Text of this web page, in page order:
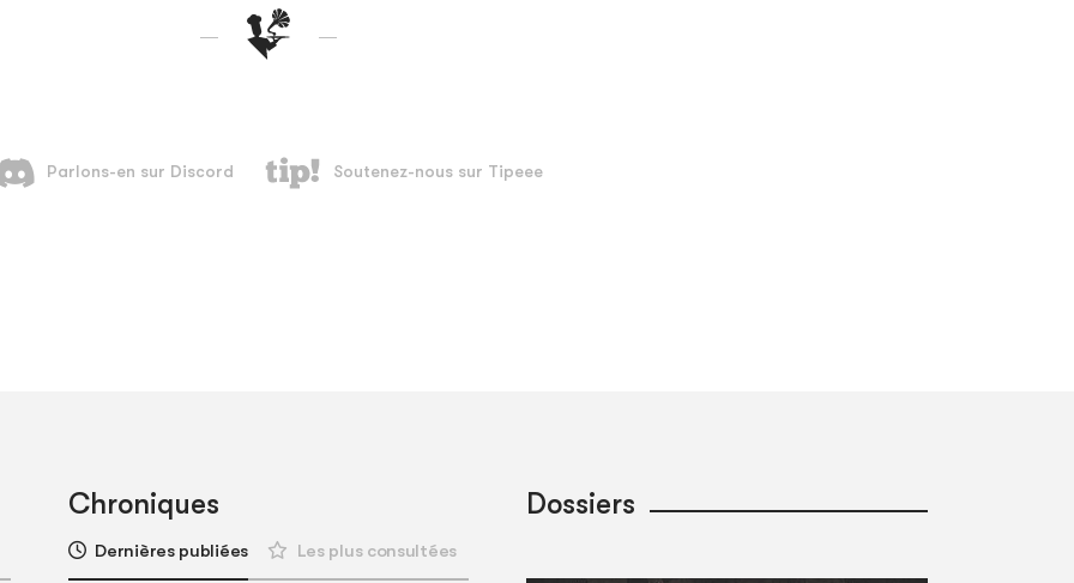
Chroniques
Dernières publiées Les plus consultées
Dossiers